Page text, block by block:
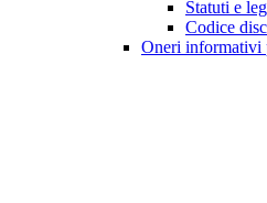
Statuti e
Codice
Oneri informativi